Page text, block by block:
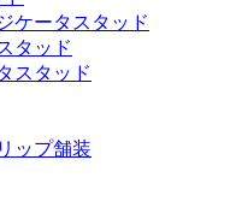
ケータスタッド
タッド
スタッド
ップ舗装